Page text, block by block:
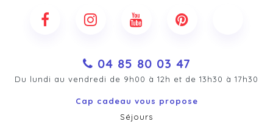
04 85 80 03 47
Du lundi au vendredi de 9h00 à 12h et de 13h30 à 17h30
Cap cadeau vous propose
Séjours